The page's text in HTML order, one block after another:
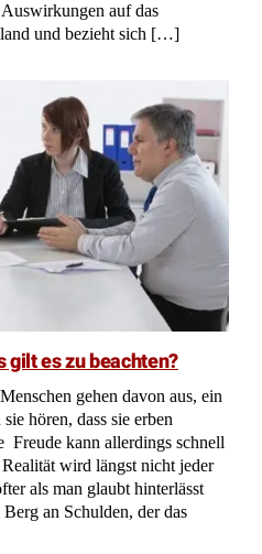
auf das
und bezieht sich […]
gilt es zu beachten?
gehen davon aus, ein
hören, dass sie erben
Freude kann allerdings schnell
wird längst nicht jeder
als man glaubt hinterlässt
an Schulden, der das